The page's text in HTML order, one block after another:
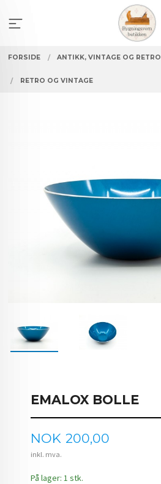
innholdet
FORSIDE ANTIKK, VINTAGE OG RETRO
RETRO OG VINTAGE
EMALOX BOLLE
Pris
NOK 200,00
inkl. mva.
På lager: 1 stk.